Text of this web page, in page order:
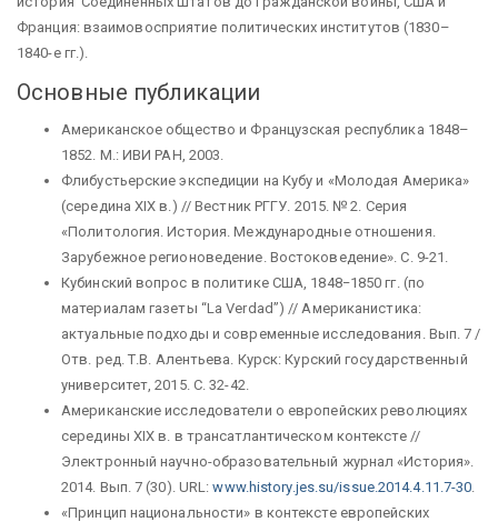
Франция: взаимовосприятие политических институтов (1830–
1840-е гг.).
Основные публикации
Американское общество и Французская республика 1848–
1852. М.: ИВИ РАН, 2003.
Флибустьерские экспедиции на Кубу и «Молодая Америка»
(середина XIX в.) // Вестник РГГУ. 2015. № 2. Серия
«Политология. История. Международные отношения.
Зарубежное регионоведение. Востоковедение». С. 9-21.
Кубинский вопрос в политике США, 1848−1850 гг. (по
материалам газеты “La Verdad”) // Американистика:
актуальные подходы и современные исследования. Вып. 7 /
Отв. ред. Т.В. Алентьева. Курск: Курский государственный
университет, 2015. С. 32-42.
Американские исследователи о европейских революциях
середины XIX в. в трансатлантическом контексте //
Электронный научно-образовательный журнал «История».
2014. Вып. 7 (30). URL:www.history.jes.su/issue.2014.4.11.7-30.
«Принцип национальности» в контексте европейских